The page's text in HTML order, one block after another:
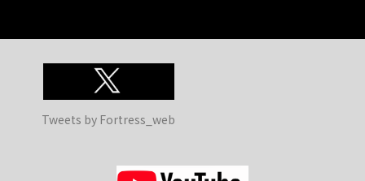
Tweets by Fortress_web